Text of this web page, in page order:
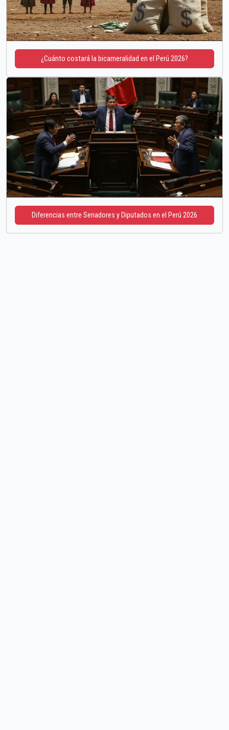
¿Cuánto costará la bicameralidad en el Perú 2026?
Diferencias entre Senadores y Diputados en el Perú 2026